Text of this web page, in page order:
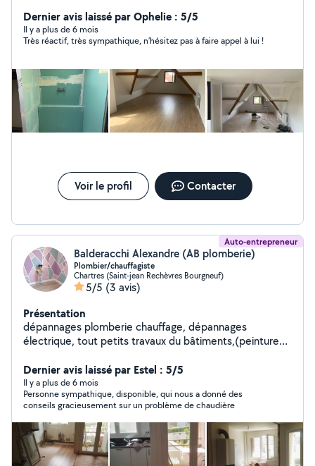
Dernier avis laissé par Ophelie : 5/5
Il y a plus de 6 mois
Très réactif, très sympathique, n’hésitez pas à faire appel à lui !
Voir le profil Contacter
Auto-entrepreneur
Balderacchi Alexandre (AB plomberie)
Plombier/chauffagiste
Chartres (Saint-jean Rechèvres Bourgneuf)
5/5 (3 avis)
Présentation
dépannages plomberie chauffage, dépannages
électrique, tout petits travaux du bâtiments,(peintures,
cuisine, meuble Rénovation salle de bain Wc suspendu
désembouages sur devis
Dernier avis laissé par Estel : 5/5
Il y a plus de 6 mois
Personne sympathique, disponible, qui nous a donné des
conseils gracieusement sur un problème de chaudière